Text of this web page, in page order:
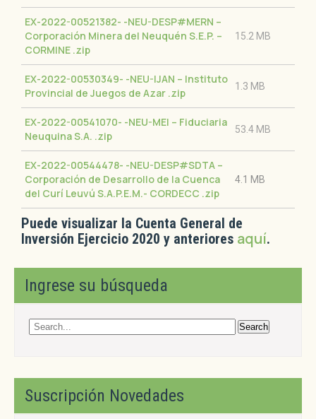
EX-2022-00521382- -NEU-DESP#MERN –
Corporación Minera del Neuquén S.E.P. –
CORMINE .zip
15.2 MB
EX-2022-00530349- -NEU-IJAN – Instituto
Provincial de Juegos de Azar .zip 1.3 MB
EX-2022-00541070- -NEU-MEI – Fiduciaria
Neuquina S.A. .zip 53.4 MB
EX-2022-00544478- -NEU-DESP#SDTA –
Corporación de Desarrollo de la Cuenca
del Curí Leuvú S.A.P.E.M.- CORDECC .zip
4.1 MB
Puede visualizar la Cuenta General de
Inversión Ejercicio 2020 y anteriores aquí.
Ingrese su búsqueda
Suscripción Novedades